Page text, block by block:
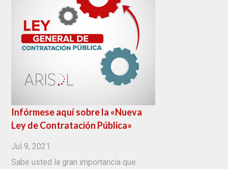
Infórmese aquí sobre la «Nueva
Ley de Contratación Pública»
Jul 9, 2021
Sabe usted la gran importancia que